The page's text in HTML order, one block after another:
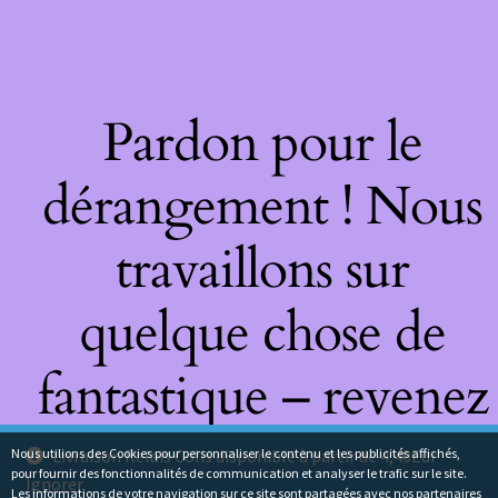
Livraison Relais Colis disponible à partir de 4,40Eur
Ignorer
Pardon pour le
dérangement ! Nous
travaillons sur
quelque chose de
fantastique – revenez
bientôt !
Nous utilions des Cookies pour personnaliser le contenu et les publicités affichés,
pour fournir des fonctionnalités de communication et analyser le trafic sur le site.
Les informations de votre navigation sur ce site sont partagées avec nos partenaires